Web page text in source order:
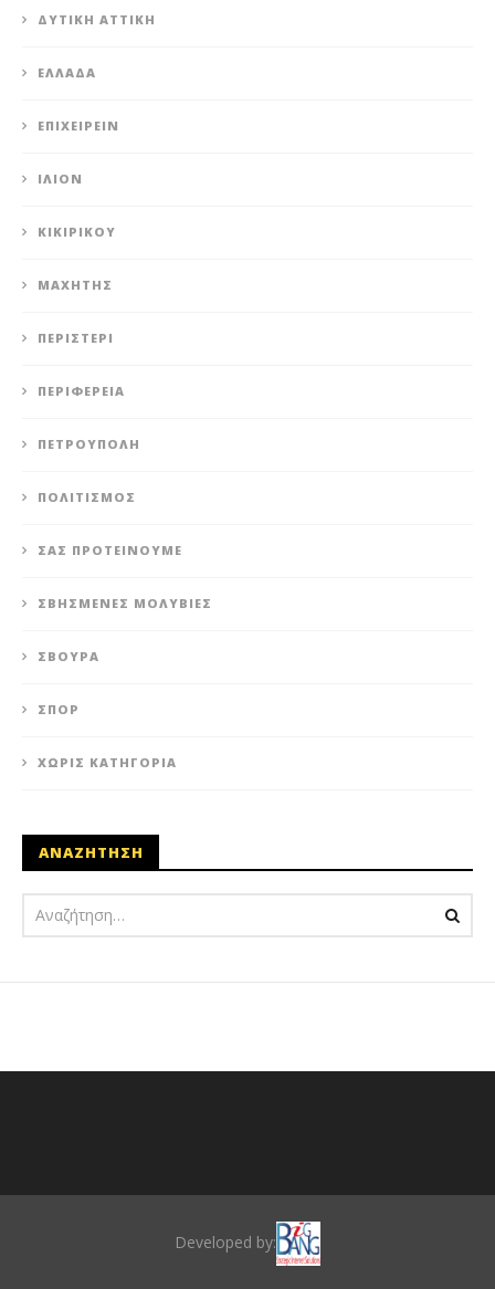
ΔΥΤΙΚΉ ΑΤΤΙΚΉ
ΕΛΛΆΔΑ
ΕΠΙΧΕΙΡΕΊΝ
ΊΛΙΟΝ
ΚΙΚΙΡΙΚΟΥ
ΜΑΧΗΤΗΣ
ΠΕΡΙΣΤΈΡΙ
ΠΕΡΙΦΈΡΕΙΑ
ΠΕΤΡΟΎΠΟΛΗ
ΠΟΛΙΤΙΣΜΌΣ
ΣΑΣ ΠΡΟΤΕΊΝΟΥΜΕ
ΣΒΗΣΜΈΝΕΣ ΜΟΛΥΒΙΈΣ
ΣΒΟΎΡΑ
ΣΠΟΡ
ΧΩΡΊΣ ΚΑΤΗΓΟΡΊΑ
ΑΝΑΖΗΤΗΣΗ
Developed by: